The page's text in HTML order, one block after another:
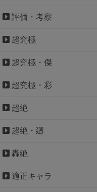
評価・考察
超究極
超究極・傑
超究極・彩
超絶
超絶・廻
轟絶
適正キャラ